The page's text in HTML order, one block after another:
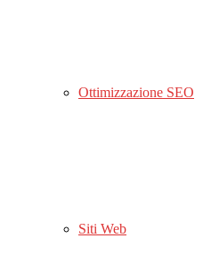
Ottimizzazione SEO
Siti Web